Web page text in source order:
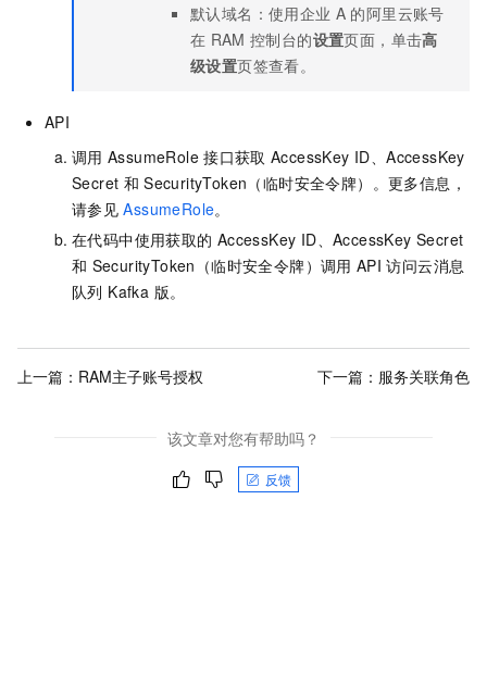
默认域名：使用企业 A 的阿里云账号
在 RAM 控制台的设置页面，单击高
级设置页签查看。
API
调用 AssumeRole 接口获取 AccessKey ID、AccessKey
Secret 和 SecurityToken（临时安全令牌）。更多信息，
请参见 AssumeRole。
在代码中使用获取的 AccessKey ID、AccessKey Secret
和 SecurityToken（临时安全令牌）调用 API 访问云消息
队列 Kafka 版。
上一篇： RAM主子账号授权 下一篇： 服务关联角色
该文章对您有帮助吗？
反馈